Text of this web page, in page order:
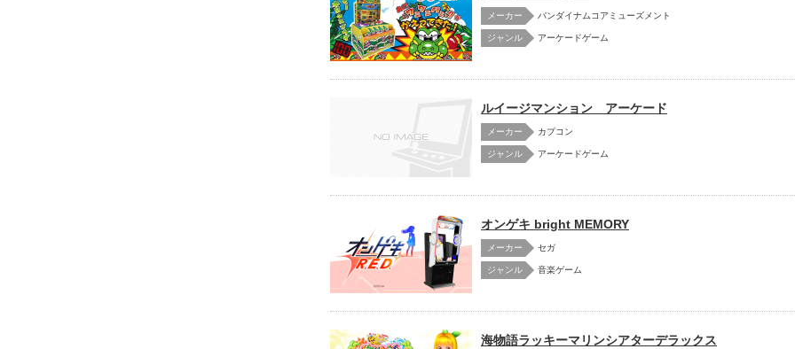
メーカー バンダイナムコアミューズメント
アーケードゲーム
ルイージマンション アーケード
メーカー カプコン
アーケードゲーム
オンゲキ bright MEMORY
メーカー セガ
音楽ゲーム
海物語ラッキーマリンシアターデラックス